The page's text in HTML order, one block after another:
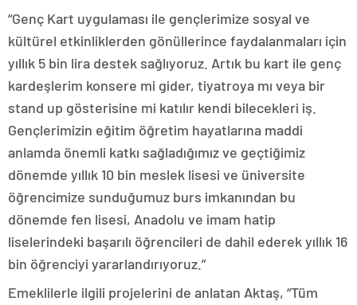
“Genç Kart uygulaması ile gençlerimize sosyal ve
kültürel etkinliklerden gönüllerince faydalanmaları için
yıllık 5 bin lira destek sağlıyoruz. Artık bu kart ile genç
kardeşlerim konsere mi gider, tiyatroya mı veya bir
stand up gösterisine mi katılır kendi bilecekleri iş.
Gençlerimizin eğitim öğretim hayatlarına maddi
anlamda önemli katkı sağladığımız ve geçtiğimiz
dönemde yıllık 10 bin meslek lisesi ve üniversite
öğrencimize sunduğumuz burs imkanından bu
dönemde fen lisesi, Anadolu ve imam hatip
liselerindeki başarılı öğrencileri de dahil ederek yıllık 16
bin öğrenciyi yararlandırıyoruz.”
Emeklilerle ilgili projelerini de anlatan Aktaş, “Tüm